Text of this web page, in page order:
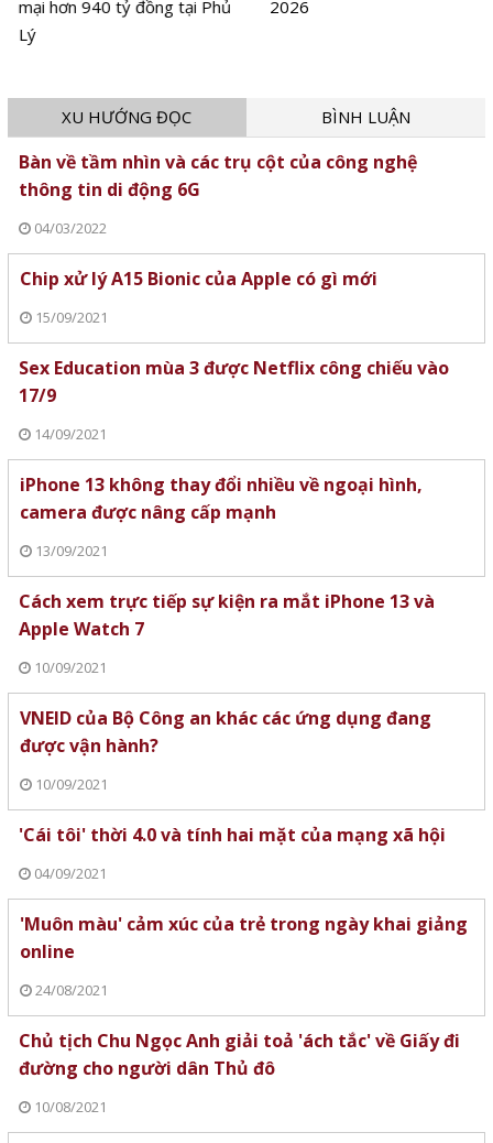
mại hơn 940 tỷ đồng tại Phủ
Lý
2026
XU HƯỚNG ĐỌC BÌNH LUẬN
Bàn về tầm nhìn và các trụ cột của công nghệ
thông tin di động 6G
04/03/2022
Chip xử lý A15 Bionic của Apple có gì mới
15/09/2021
Sex Education mùa 3 được Netflix công chiếu vào
17/9
14/09/2021
iPhone 13 không thay đổi nhiều về ngoại hình,
camera được nâng cấp mạnh
13/09/2021
Cách xem trực tiếp sự kiện ra mắt iPhone 13 và
Apple Watch 7
10/09/2021
VNEID của Bộ Công an khác các ứng dụng đang
được vận hành?
10/09/2021
'Cái tôi' thời 4.0 và tính hai mặt của mạng xã hội
04/09/2021
'Muôn màu' cảm xúc của trẻ trong ngày khai giảng
online
24/08/2021
Chủ tịch Chu Ngọc Anh giải toả 'ách tắc' về Giấy đi
đường cho người dân Thủ đô
10/08/2021